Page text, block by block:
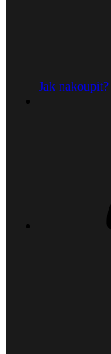
Jak nakoupit?